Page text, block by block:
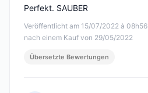
Veröffentlicht am 15/07/2022 à 08h56
nach einem Kauf von 29/05/2022
Perfekt. SAUBER
Übersetzte Bewertungen